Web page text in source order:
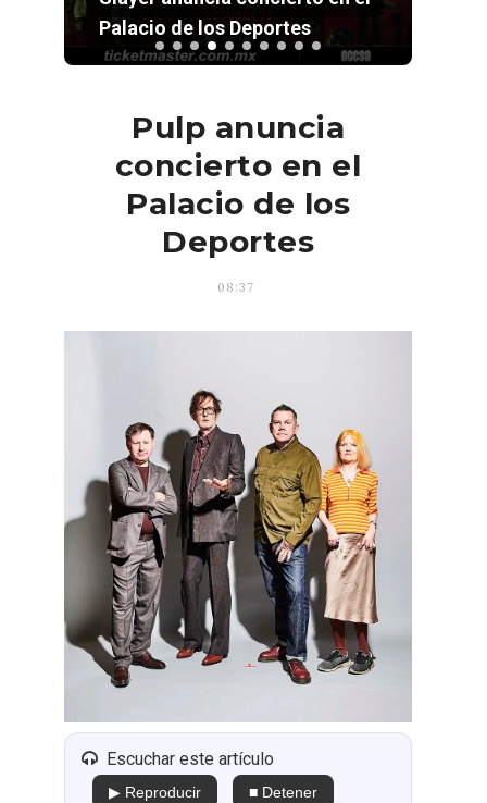
Palacio de los Deportes
Pulp anuncia
concierto en el
Palacio de los
Deportes
08:37
Escuchar este artículo
▶ Reproducir ■ Detener